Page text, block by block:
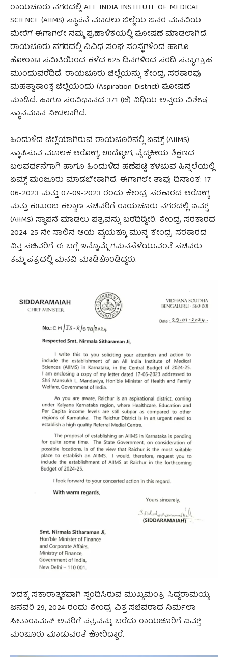
ರಾಯಚೂರು ನಗರದಲ್ಲಿ ALL INDIA INSTITUTE OF MEDICAL
SCIENCE (AIIMS) ಸ್ಥಾಪನೆ ಮಾಡಲು ಜಿಲ್ಲೆಯ ಜನರ ಮನವಿಯ
ಮೇರೆಗೆ ಈಗಾಗಲೇ ನಮ್ಮ ಪ್ರಣಾಳಿಕೆಯಲ್ಲಿ ಘೋಷಣೆ ಮಾಡಲಾಗಿದೆ.
ರಾಯಚೂರು ನಗರದಲ್ಲಿ ವಿವಿಧ ಸಂಘ ಸಂಸ್ಥೆಗಳಿಂದ ಹಾಗೂ
ಹೋರಾಟ ಸಮಿತಿಯಿಂದ ಕಳೆದ 625 ದಿನಗಳಿಂದ ಸರದಿ ಸತ್ಯಾಗ್ರಾಹ
ಮುಂದುವರೆದಿದೆ. ರಾಯಚೂರು ಜಿಲ್ಲೆಯನ್ನು ಕೇಂದ್ರ ಸರಕಾರವು
ಮಹತ್ವಾಕಾಂಕ್ಷೆ ಜಿಲ್ಲೆಯೆಂದು (Aspiration District) ಘೋಷಣೆ
ಮಾಡಿದೆ. ಹಾಗೂ ಸಂವಿಧಾನದ 371 (ಜೆ) ವಿಧಿಯ ಅನ್ವಯ ವಿಶೇಷ
ಸ್ಥಾನಮಾನ ನೀಡಲಾಗಿದೆ.
ಹಿಂದುಳಿದ ಜಿಲ್ಲೆಯಾಗಿರುವ ರಾಯಚೂರಿನಲ್ಲಿ ಏಮ್ಸ್‌ (AIIMS)
ಸ್ಥಾಪಿಸುವ ಮೂಲಕ ಆರೋಗ್ಯ, ಉದ್ಯೋಗ, ವೈದ್ಯಕೀಯ ಶಿಕ್ಷಣದ
ಬಲವರ್ಧನೆಗಾಗಿ ಹಾಗೂ ಹಿಂದುಳಿದ ಹಣೆಪಟ್ಟಿ ಕಳಚುವ ಹಿನ್ನಲೆಯಲ್ಲಿ
ಏಮ್ಸ್‌ ಮಂಜೂರು ಮಾಡಬೇಕಾಗಿದೆ. ಈಗಾಗಲೇ ತಾವು ದಿನಾಂಕ: 17-
06-2023 ಮತ್ತು 07-09-2023 ರಂದು ಕೇಂದ್ರ ಸರಕಾರದ ಆರೋಗ್ಯ
ಮತ್ತು ಕುಟುಂಬ ಕಲ್ಯಾಣ ಸಚಿವರಿಗೆ ರಾಯಚೂರು ನಗರದಲ್ಲಿ ಏಮ್ಸ್‌
(AIIMS) ಸ್ಥಾಪನೆ ಮಾಡಲು ಪತ್ರವನ್ನು ಬರೆದಿದ್ದೀರಿ. ಕೇಂದ್ರ ಸರಕಾರದ
2024-25 ನೇ ಸಾಲಿನ ಆಯ-ವ್ಯಯಕ್ಕೂ ಮುನ್ನ ಕೇಂದ್ರ ಸರಕಾರದ
ವಿತ್ತ ಸಚಿವರಿಗೆ ಈ ಬಗ್ಗೆ ಇನ್ನೊಮ್ಮೆ ಗಮನಸೆಳೆಯುವಂತೆ ಸಚಿವರು
ತಮ್ಮ ಪತ್ರದಲ್ಲಿ ಮನವಿ ಮಾಡಿಕೊಂಡಿದ್ದರು.
ಇದಕ್ಕೆ ಸಕಾರಾತ್ಮಕವಾಗಿ ಸ್ಪಂದಿಸಿರುವ ಮುಖ್ಯಮಂತ್ರಿ ಸಿದ್ದರಾಮಯ್ಯ
ಜನವರಿ 29, 2024 ರಂದು ಕೇಂದ್ರ ವಿತ್ತ ಸಚಿವರಾದ ನಿರ್ಮಲಾ
ಸೀತಾರಾಮನ್ ಅವರಿಗೆ ಪತ್ರವನ್ನು ಬರೆದು ರಾಯಚೂರಿಗೆ ಏಮ್ಸ್
ಮಂಜೂರು ಮಾಡುವಂತೆ ಕೋರಿದ್ದಾರೆ.